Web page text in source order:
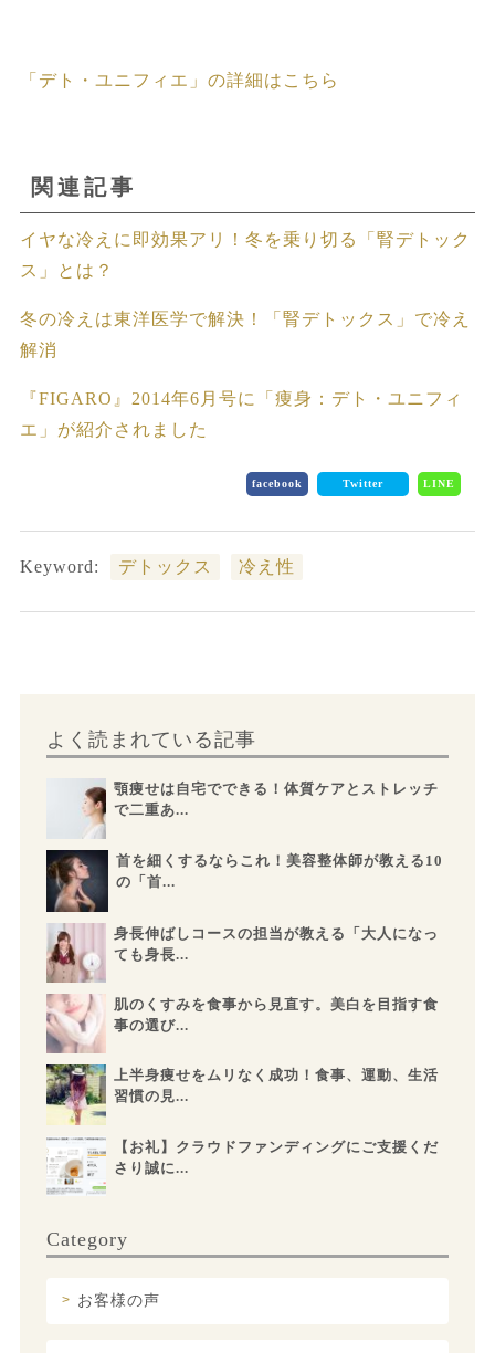
「デト・ユニフィエ」の詳細はこちら
関連記事
イヤな冷えに即効果アリ！冬を乗り切る「腎デトック
ス」とは？
冬の冷えは東洋医学で解決！「腎デトックス」で冷え
解消
『FIGARO』2014年6月号に「痩身：デト・ユニフィ
エ」が紹介されました
facebook Twitter LINE
Keyword: デトックス 冷え性
よく読まれている記事
顎痩せは自宅でできる！体質ケアとストレッチ
で二重あ...
首を細くするならこれ！美容整体師が教える10
の「首...
身長伸ばしコースの担当が教える「大人になっ
ても身長...
肌のくすみを食事から見直す。美白を目指す食
事の選び...
上半身痩せをムリなく成功！食事、運動、生活
習慣の見...
【お礼】クラウドファンディングにご支援くだ
さり誠に...
Category
お客様の声